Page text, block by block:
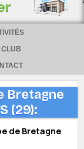
CLUB
Bretagne
(29):
de Bretagne